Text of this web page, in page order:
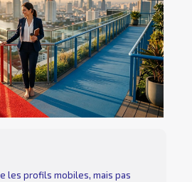
les profils mobiles, mais pas